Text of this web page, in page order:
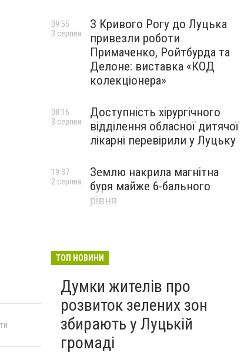
З Кривого Рогу до Луцька
привезли роботи
Примаченко, Ройтбурда та
Делоне: виставка «КОД
колекціонера»
09:55
3 серпня
Доступність хірургічного
відділення обласної дитячої
лікарні перевірили у Луцьку
08:16
3 серпня
Землю накрила магнітна
буря майже 6-бального
рівня
19:37
2 серпня
ТОП НОВИНИ
Думки жителів про
розвиток зелених зон
збирають у Луцькій
громаді